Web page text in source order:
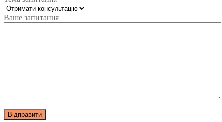
Ваше запитання